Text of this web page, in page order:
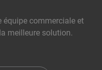
équipe commerciale et
meilleure solution.